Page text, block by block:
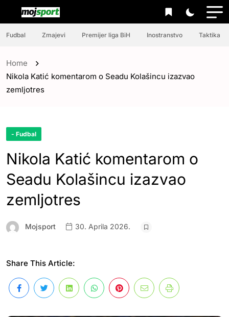
Fudbal Zmajevi Premijer liga BiH Inostranstvo Taktika
Home
Nikola Katić komentarom o Seadu Kolašincu izazvao
zemljotres
- Fudbal
Nikola Katić komentarom o
Seadu Kolašincu izazvao
zemljotres
Mojsport 30. Aprila 2026.
Share This Article: